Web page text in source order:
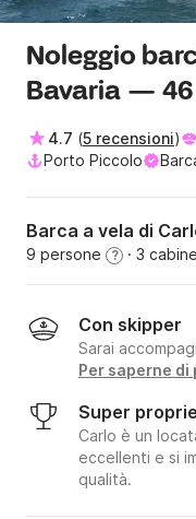
Noleggio
Bavaria — 46
4.7 (5 recensioni)
Porto Piccolo
Barca a vela di
9 persone ? · 3 cabine
Con skipper
Sarai
Per saperne di
Super
Carlo è un
eccellenti e si
qualità.